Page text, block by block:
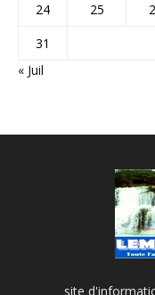
24
25
31
« Juil
site